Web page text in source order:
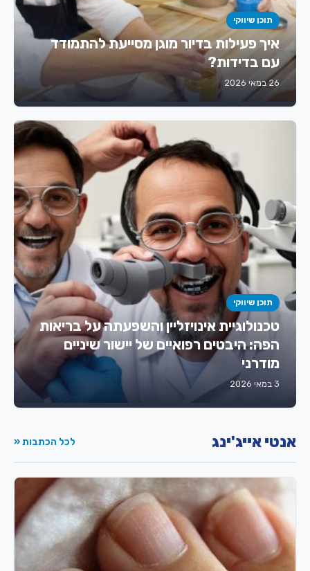
תוכן שיווקי
איך פעילות בדיור מוגן מסייעת להתמודד
עם בדידות?
26 במאי 2026
תוכן שיווקי
טכנולוגיית אינויזליין והשפעתה על בריאות
הפה: היבטים רפואיים של יישור שיניים
מודרני
3 במאי 2026
אנטי אייג'ינג לכל הכתבות «